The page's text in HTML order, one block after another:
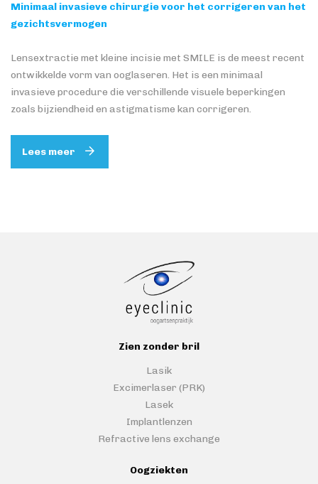
Minimaal invasieve chirurgie voor het corrigeren van het
gezichtsvermogen
Lensextractie met kleine incisie met SMILE is de meest recent
ontwikkelde vorm van ooglaseren. Het is een minimaal
invasieve procedure die verschillende visuele beperkingen
zoals bijziendheid en astigmatisme kan corrigeren.
Lees meer
Zien zonder bril
Lasik
Excimerlaser (PRK)
Lasek
Implantlenzen
Refractive lens exchange
Oogziekten